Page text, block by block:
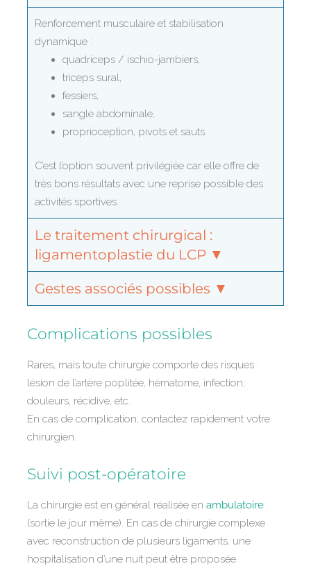
Renforcement musculaire et stabilisation
dynamique :
quadriceps / ischio-jambiers,
triceps sural,
fessiers,
sangle abdominale,
proprioception, pivots et sauts.
C’est l’option souvent privilégiée car elle offre de
très bons résultats avec une reprise possible des
activités sportives.
Le traitement chirurgical :
ligamentoplastie du LCP ▼
Gestes associés possibles ▼
Complications possibles
Rares, mais toute chirurgie comporte des risques :
lésion de l’artère poplitée, hématome, infection,
douleurs, récidive, etc.
En cas de complication, contactez rapidement votre
chirurgien.
Suivi post-opératoire
La chirurgie est en général réalisée en ambulatoire
(sortie le jour même). En cas de chirurgie complexe
avec reconstruction de plusieurs ligaments, une
hospitalisation d’une nuit peut être proposée.